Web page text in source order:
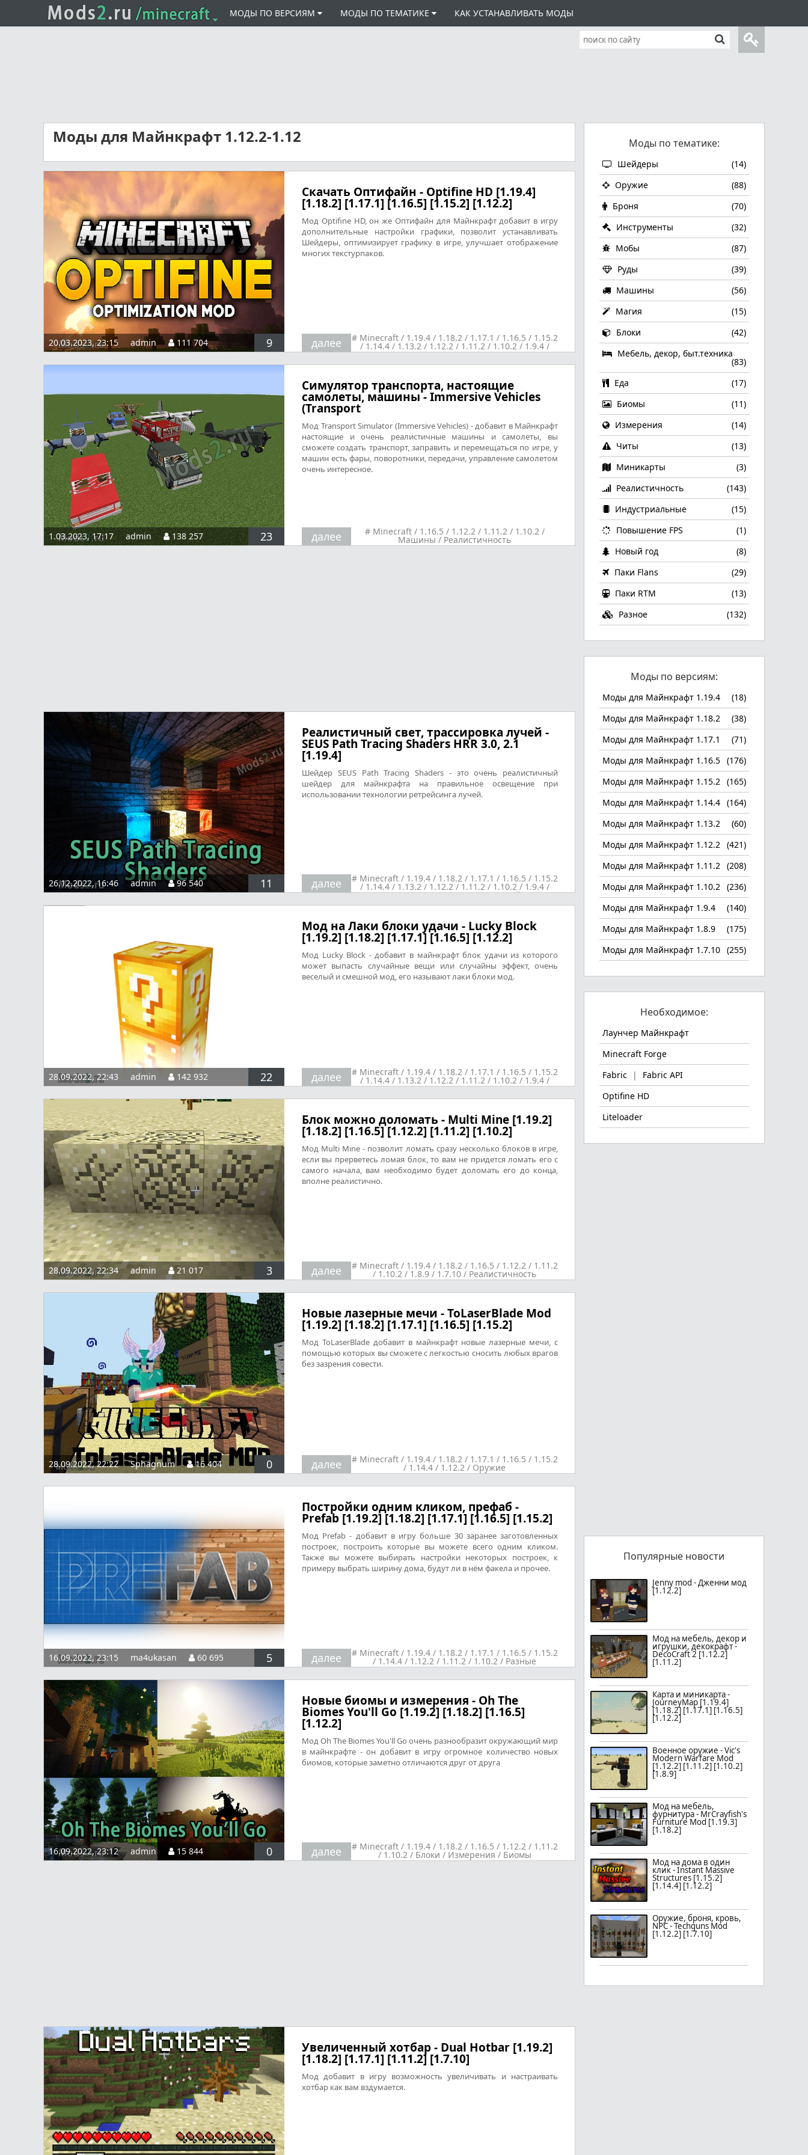
МОДЫ ПО ВЕРСИЯМ МОДЫ ПО ТЕМАТИКЕ КАК УСТАНАВЛИВАТЬ МОДЫ
Моды для Майнкрафт 1.12.2-1.12
20.03.2023, 23:15 admin 111 704 9
Скачать Оптифайн - Optifine HD [1.19.4]
[1.18.2] [1.17.1] [1.16.5] [1.15.2] [1.12.2]
Мод Optifine HD, он же Оптифайн для Майнкрафт добавит в игру
дополнительные настройки графики, позволит устанавливать
Шейдеры, оптимизирует графику в игре, улучшает отображение
многих текстурпаков.
далее # Minecraft/ 1.19.4/ 1.18.2/ 1.17.1 / 1.16.5 / 1.15.2
/ 1.14.4/ 1.13.2/ 1.12.2/ 1.11.2/ 1.10.2/ 1.9.4/
1.8.9/1.7.10/Разные
1.03.2023, 17:17 admin 138 257 23
Симулятор транспорта, настоящие
самолеты, машины - Immersive Vehicles
(Transport
Мод Transport Simulator (Immersive Vehicles) - добавит в Майнкрафт
настоящие и очень реалистичные машины и самолеты, вы
сможете создать транспорт, заправить и перемещаться по игре, у
машин есть фары, поворотники, передачи, управление самолетом
очень интересное.
далее # Minecraft/ 1.16.5 / 1.12.2/ 1.11.2/ 1.10.2/
Машины / Реалистичность
26.12.2022, 16:46 admin 96 540 11
Реалистичный свет, трассировка лучей -
SEUS Path Tracing Shaders HRR 3.0, 2.1
[1.19.4]
Шейдер SEUS Path Tracing Shaders - это очень реалистичный
шейдер для майнкрафта на правильное освещение при
использовании технологии ретрейсинга лучей.
далее # Minecraft/ 1.19.4/ 1.18.2/ 1.17.1 / 1.16.5 / 1.15.2
/ 1.14.4/ 1.13.2/ 1.12.2/ 1.11.2/ 1.10.2/ 1.9.4/
1.8.9/1.7.10/Реалистичность/Шейдеры
28.09.2022, 22:43 admin 142 932 22
Мод на Лаки блоки удачи - Lucky Block
[1.19.2] [1.18.2] [1.17.1] [1.16.5] [1.12.2]
Мод Lucky Block - добавит в майнкрафт блок удачи из которого
может выпасть случайные вещи или случайны эффект, очень
веселый и смешной мод, его называют лаки блоки мод.
далее # Minecraft/ 1.19.4/ 1.18.2/ 1.17.1 / 1.16.5 / 1.15.2
/ 1.14.4/ 1.13.2/ 1.12.2/ 1.11.2/ 1.10.2/ 1.9.4/
1.8.9/1.7.10/Разные
28.09.2022, 22:34 admin 21 017 3
Блок можно доломать - Multi Mine [1.19.2]
[1.18.2] [1.16.5] [1.12.2] [1.11.2] [1.10.2]
Мод Multi Mine - позволит ломать сразу несколько блоков в игре,
если вы прерветесь ломая блок, то вам не придется ломать его с
самого начала, вам необходимо будет доломать его до конца,
вполне реалистично.
далее # Minecraft/ 1.19.4/ 1.18.2/ 1.16.5 / 1.12.2/ 1.11.2
/ 1.10.2 / 1.8.9 / 1.7.10 / Реалистичность
28.09.2022, 22:22 Sphagnum 16 404 0
Новые лазерные мечи - ToLaserBlade Mod
[1.19.2] [1.18.2] [1.17.1] [1.16.5] [1.15.2]
Мод ToLaserBlade добавит в майнкрафт новые лазерные мечи, с
помощью которых вы сможете с легкостью сносить любых врагов
без зазрения совести.
далее # Minecraft/ 1.19.4/ 1.18.2/ 1.17.1 / 1.16.5 / 1.15.2
/ 1.14.4 / 1.12.2 / Оружие
16.09.2022, 23:15 ma4ukasan 60 695 5
Постройки одним кликом, префаб -
Prefab [1.19.2] [1.18.2] [1.17.1] [1.16.5] [1.15.2]
Мод Prefab - добавит в игру больше 30 заранее заготовленных
построек, построить которые вы можете всего одним кликом.
Также вы можете выбирать настройки некоторых построек, к
примеру выбрать ширину дома, будут ли в нём факела и прочее.
далее # Minecraft/ 1.19.4/ 1.18.2/ 1.17.1 / 1.16.5 / 1.15.2
/ 1.14.4 / 1.12.2 / 1.11.2 / 1.10.2 / Разные
16.09.2022, 23:12 admin 15 844 0
Новые биомы и измерения - Oh The
Biomes You'll Go [1.19.2] [1.18.2] [1.16.5]
[1.12.2]
Мод Oh The Biomes You'll Go очень разнообразит окружающий мир
в майнкрафте - он добавит в игру огромное количество новых
биомов, которые заметно отличаются друг от друга
далее # Minecraft/ 1.19.4/ 1.18.2/ 1.16.5 / 1.12.2/ 1.11.2
/ 1.10.2/ Блоки / Измерения / Биомы
Увеличенный хотбар - Dual Hotbar [1.19.2]
[1.18.2] [1.17.1] [1.11.2] [1.7.10]
Мод добавит в игру возможность увеличивать и настраивать
хотбар как вам вздумается.
Моды по тематике:
Шейдеры
(14)
Оружие
(88)
Броня
(70)
Инструменты
(32)
Мобы
(87)
Руды
(39)
Машины
(56)
Магия
(15)
Блоки
(42)
Мебель, декор, быт.техника
(83)
Еда
(17)
Биомы
(11)
Измерения
(14)
Читы
(13)
Миникарты
(3)
Реалистичность
(143)
Индустриальные
(15)
Повышение FPS
(1)
Новый год
(8)
Паки Flans
(29)
Паки RTM
(13)
Разное
(132)
Моды по версиям:
Моды для Майнкрафт 1.19.4
(18)
Моды для Майнкрафт 1.18.2
(38)
Моды для Майнкрафт 1.17.1
(71)
Моды для Майнкрафт 1.16.5 (176)
Моды для Майнкрафт 1.15.2 (165)
Моды для Майнкрафт 1.14.4 (164)
Моды для Майнкрафт 1.13.2
(60)
Моды для Майнкрафт 1.12.2 (421)
Моды для Майнкрафт 1.11.2 (208)
Моды для Майнкрафт 1.10.2 (236)
Моды для Майнкрафт 1.9.4
(140)
Моды для Майнкрафт 1.8.9
(175)
Моды для Майнкрафт 1.7.10 (255)
Необходимое:
Лаунчер Майнкрафт
Minecraft Forge
Fabric
|
Fabric API
Optifine HD
Liteloader
Популярные новости
Jenny mod - Дженни мод
[1.12.2]
Мод на мебель, декор и
игрушки, декокрафт -
DecoCraft 2 [1.12.2]
[1.11.2]
Карта и миникарта -
JourneyMap [1.19.4]
[1.18.2] [1.17.1] [1.16.5]
[1.12.2]
Военное оружие - Vic's
Modern Warfare Mod
[1.12.2] [1.11.2] [1.10.2]
[1.8.9]
Мод на мебель,
фурнитура - MrCrayfish's
Furniture Mod [1.19.3]
[1.18.2]
Мод на дома в один
клик - Instant Massive
Structures [1.15.2]
[1.14.4] [1.12.2]
Оружие, броня, кровь,
NPC - Techguns Mod
[1.12.2] [1.7.10]